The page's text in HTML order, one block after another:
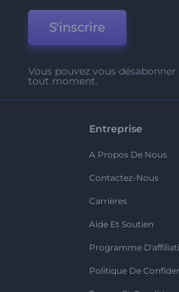
S'inscrire
Vous pouvez vous
tout moment.
Entreprise
A Propos De Nous
Contactez-Nous
Carrières
Aide Et Soutien
Programme
Politique De